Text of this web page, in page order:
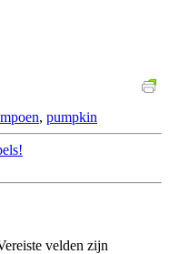
, pumpkin
velden zijn